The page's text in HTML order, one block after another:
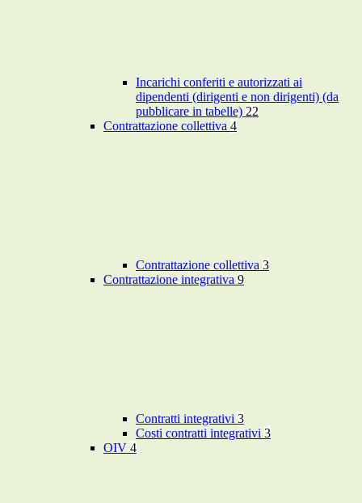
Incarichi conferiti e autorizzati ai
dipendenti (dirigenti e non dirigenti) (da
pubblicare in tabelle) 22
Contrattazione collettiva 4
Contrattazione collettiva 3
Contrattazione integrativa 9
Contratti integrativi 3
Costi contratti integrativi 3
OIV 4